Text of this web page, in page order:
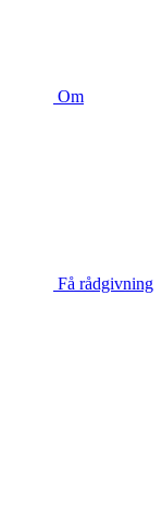
Om
Få rådgivning